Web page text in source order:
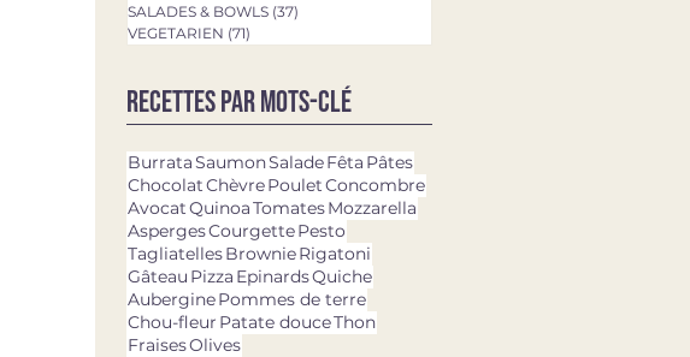
SALADES & BOWLS (37)
VEGETARIEN (71)
Recettes par mots-clé
BurrataSaumonSaladeFêta Pâtes
ChocolatChèvrePouletConcombre
AvocatQuinoaTomatesMozzarella
AspergesCourgettePesto
TagliatellesBrownieRigatoni
Gâteau Pizza EpinardsQuiche
AuberginePommes de terre
Chou-fleur Patate douceThon
FraisesOlives